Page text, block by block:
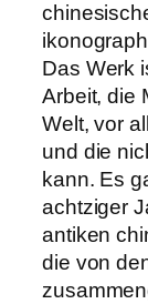
Das Werk
Arbeit, die
Welt, vor
und die
kann. Es
achtziger
antiken
die von